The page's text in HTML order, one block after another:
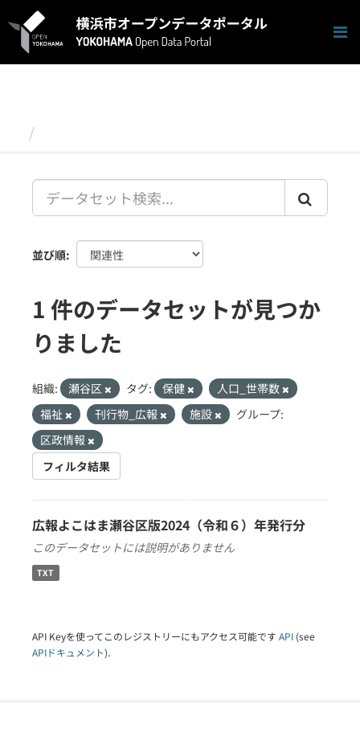
キ
並び順
1 件のデータセットが見つか
りました
組織: 瀬谷区 タグ: 保健
人口_世帯数
福祉
刊行物_広報 施設
グループ:
区政情報
フィルタ結果
広報よこはま瀬谷区版2024（令和６）年発行分
このデータセットには説明がありません
TXT
API Keyを使ってこのレジストリーにもアクセス可能です API (see
APIドキュメント).